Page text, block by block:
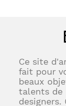
Ce site
fait pour
beaux
talents de
designers.